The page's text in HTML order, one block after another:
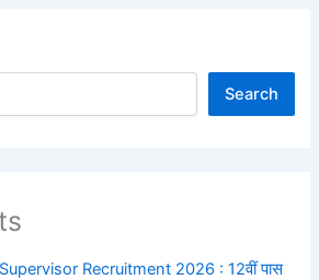
Search
Recruitment 2026 : 12वीं पास